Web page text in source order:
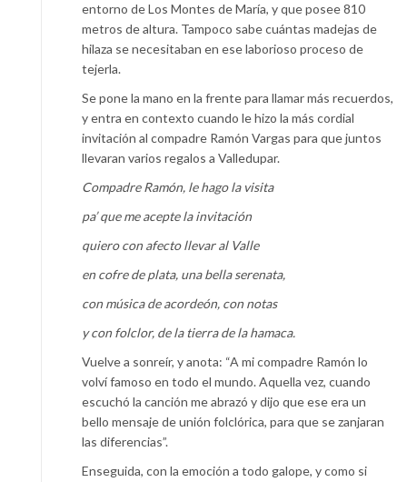
entorno de Los Montes de María, y que posee 810
metros de altura. Tampoco sabe cuántas madejas de
hilaza se necesitaban en ese laborioso proceso de
tejerla.
Se pone la mano en la frente para llamar más recuerdos,
y entra en contexto cuando le hizo la más cordial
invitación al compadre Ramón Vargas para que juntos
llevaran varios regalos a Valledupar.
Compadre Ramón, le hago la visita
pa’ que me acepte la invitación
quiero con afecto llevar al Valle
en cofre de plata, una bella serenata,
con música de acordeón, con notas
y con folclor, de la tierra de la hamaca.
Vuelve a sonreír, y anota: “A mi compadre Ramón lo
volví famoso en todo el mundo. Aquella vez, cuando
escuchó la canción me abrazó y dijo que ese era un
bello mensaje de unión folclórica, para que se zanjaran
las diferencias”.
Enseguida, con la emoción a todo galope, y como si